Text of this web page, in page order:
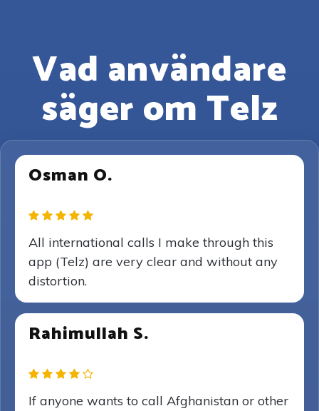
Vad användare
säger om Telz
Osman O.
All international calls I make through this
app (Telz) are very clear and without any
distortion.
Rahimullah S.
If anyone wants to call Afghanistan or other